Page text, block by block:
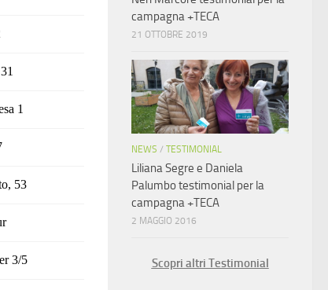
1
53
3/5
campagna +TECA
21 OTTOBRE 2019
NEWS / TESTIMONIAL
Liliana Segre e Daniela
Palumbo testimonial per la
campagna +TECA
2 MAGGIO 2016
Scopri altri Testimonial